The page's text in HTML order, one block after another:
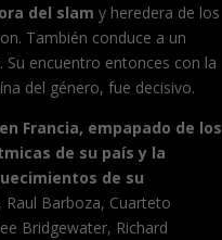
del slam y heredera de los
También conduce a un
encuentro entonces con la
del género, fue decisivo.
Francia, empapado de los
de su país y la
de su
Raul Barboza, Cuarteto
Bridgewater, Richard